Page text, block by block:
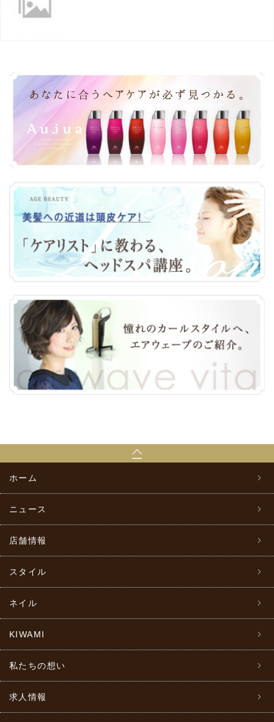
ホーム
ニュース
店舗情報
スタイル
ネイル
KIWAMI
私たちの想い
求人情報